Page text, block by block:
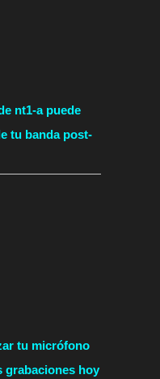
nt1-a puede
tu banda post-
tu micrófono
grabaciones hoy